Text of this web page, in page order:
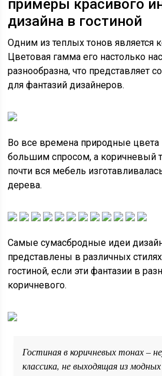
примеры красивого
дизайна в гостиной
Одним из теплых тонов является
Цветовая гамма его настолько
разнообразна, что представляет
для фантазий дизайнеров.
Во все времена природные цвета
большим спросом, а коричневый
почти вся мебель
дерева.
Самые сумасбродные идеи
представлены в различных
гостиной, если эти фантазии в
коричневого.
Гостиная в коричневых тонах –
классика, не выходящая из